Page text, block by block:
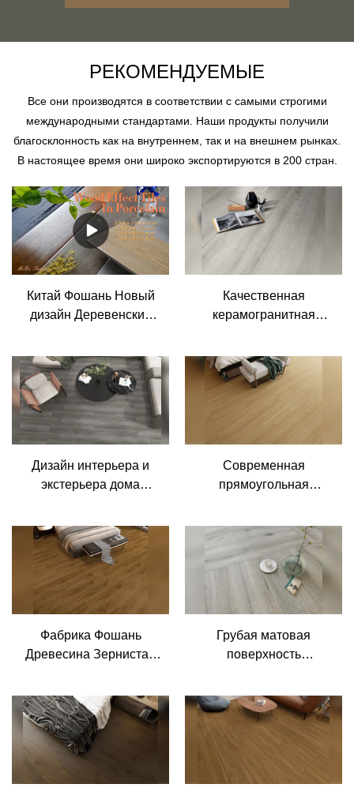
РЕКОМЕНДУЕМЫЕ
Все они производятся в соответствии с самыми строгими
международными стандартами. Наши продукты получили
благосклонность как на внутреннем, так и на внешнем рынках.
В настоящее время они широко экспортируются в 200 стран.
Китай Фошань Новый
дизайн Деревенский
керамогранита - MoCo
Ceramica
Качественная
керамогранитная
керамическая
настенная
керамогранитная
плитка Производитель |
МоКо Поверхности&
Керамика
Дизайн интерьера и
экстерьера дома
дерева керамогранит
керамическая плитка
под дерево
Современная
прямоугольная
фарфоровая спальня
выглядит как
керамическая
текстурная напольная
деревянная плитка
Фабрика Фошань
Древесина Зернистая
Напольное покрытие
Дизайн Kajaria List
Керамическая плитка
Грубая матовая
поверхность
дерево серая